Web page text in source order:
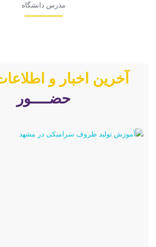
مدرس دانشگاه
آخرین اخبار و
حضــــور